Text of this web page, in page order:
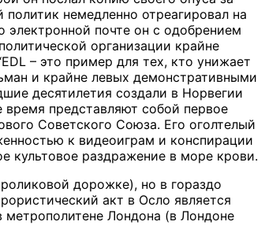
немедленно отреагировал на
электронной почте он с одобрением
организации крайне
– это пример для тех, кто унижает
и крайне левых демонстративными
десятилетия создали в Норвегии
представляют собой первое
Советского Союза. Его оголтелый
к видеоиграм и конспирации
культовое раздражение в море крови.
дорожке), но в гораздо
акт в Осло является
Лондона (в Лондоне